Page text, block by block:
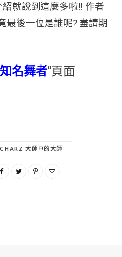
就說到這麼多啦!! 作者
最後一位是誰呢? 盡請期
名舞者“頁面
大師中的大師